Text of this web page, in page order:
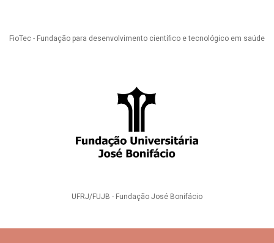
FioTec - Fundação para desenvolvimento científico e tecnológico em saúde
UFRJ/FUJB - Fundação José Bonifácio